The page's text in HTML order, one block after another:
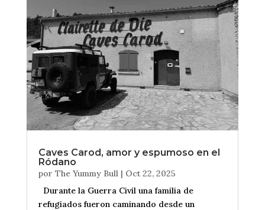
Caves Carod, amor y espumoso en el
Ródano
por The Yummy Bull| Oct 22, 2025
Durante la Guerra Civil una familia de
refugiados fueron caminando desde un